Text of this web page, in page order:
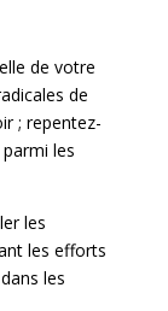
de votre
de
; repentez-
les
les
les efforts
les